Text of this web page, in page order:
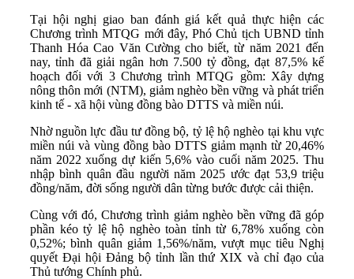
Tại hội nghị giao ban đánh giá kết quả thực hiện các
Chương trình MTQG mới đây, Phó Chủ tịch UBND tỉnh
Thanh Hóa Cao Văn Cường cho biết, từ năm 2021 đến
nay, tỉnh đã giải ngân hơn 7.500 tỷ đồng, đạt 87,5% kế
hoạch đối với 3 Chương trình MTQG gồm: Xây dựng
nông thôn mới (NTM), giảm nghèo bền vững và phát triển
kinh tế - xã hội vùng đồng bào DTTS và miền núi.
Nhờ nguồn lực đầu tư đồng bộ, tỷ lệ hộ nghèo tại khu vực
miền núi và vùng đồng bào DTTS giảm mạnh từ 20,46%
năm 2022 xuống dự kiến 5,6% vào cuối năm 2025. Thu
nhập bình quân đầu người năm 2025 ước đạt 53,9 triệu
đồng/năm, đời sống người dân từng bước được cải thiện.
Cùng với đó, Chương trình giảm nghèo bền vững đã góp
phần kéo tỷ lệ hộ nghèo toàn tỉnh từ 6,78% xuống còn
0,52%; bình quân giảm 1,56%/năm, vượt mục tiêu Nghị
quyết Đại hội Đảng bộ tỉnh lần thứ XIX và chỉ đạo của
Thủ tướng Chính phủ.